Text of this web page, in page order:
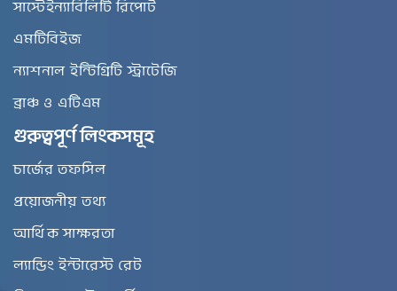
সাস্টেইন্যাবিলিটি রিপোর্ট
এমটিবিইজ
ন্যাশনাল ইন্টিগ্রিটি স্ট্রাটেজি
ব্রাঞ্চ ও এটিএম
গুরুত্বপূর্ণ লিংকসমূহ
চার্জের তফসিল
প্রয়োজনীয় তথ্য
আর্থিক সাক্ষরতা
ল্যান্ডিং ইন্টারেস্ট রেট